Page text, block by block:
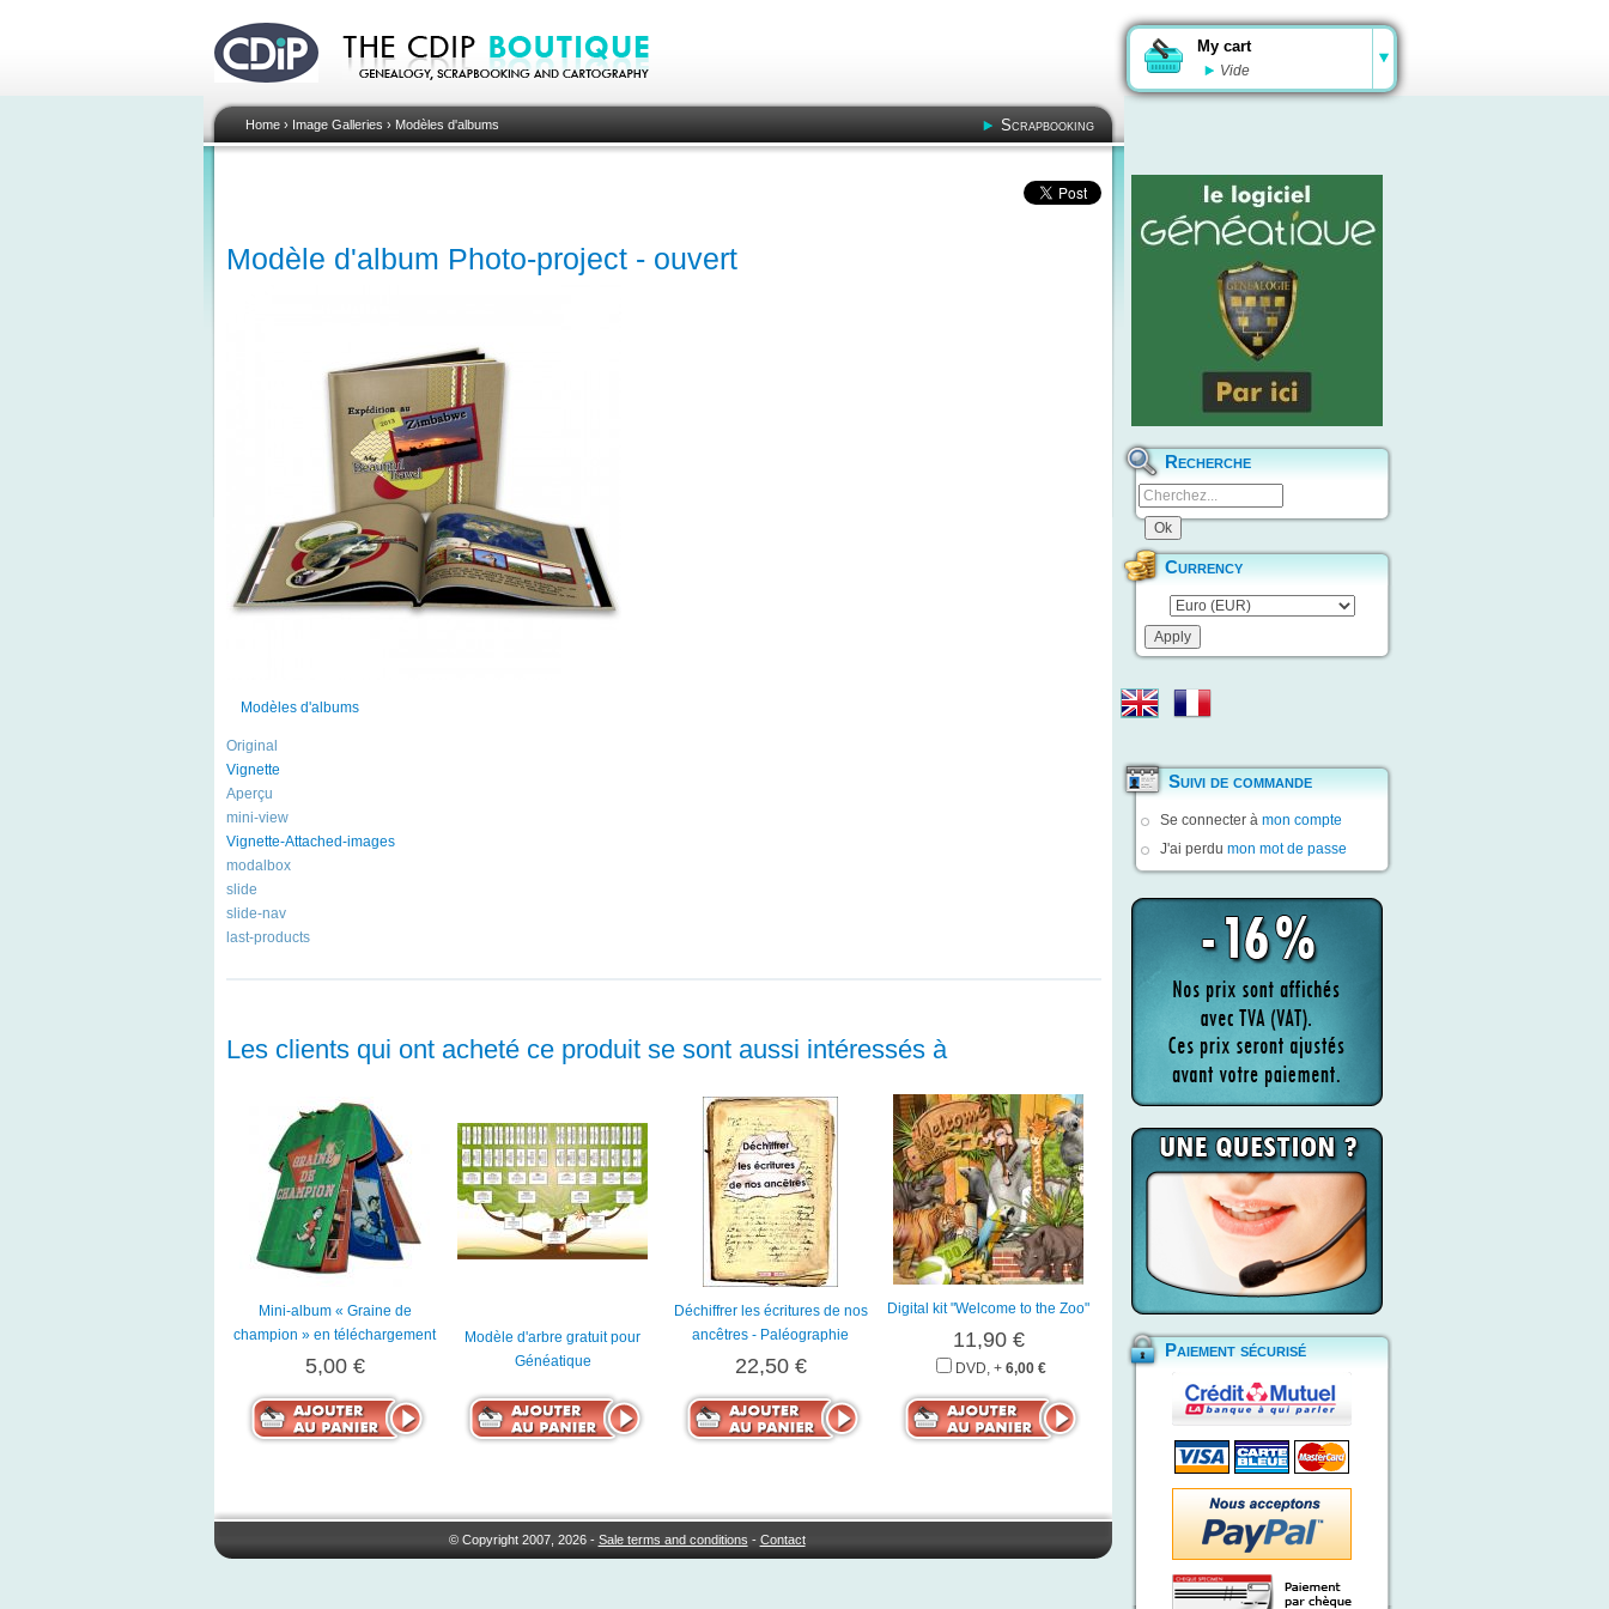
My cart
Vide
Home› Image Galleries › Modèles d'albums Scrapbooking
Modèle d'album Photo-project - ouvert
Modèles d'albums
Original
Vignette
Aperçu
mini-view
Vignette-Attached-images
modalbox
slide
slide-nav
last-products
Les clients qui ont acheté ce produit se sont aussi intéressés à
Mini-album « Graine de
champion » en téléchargement
5,00 €
Modèle d'arbre gratuit pour
Généatique
Déchiffrer les écritures de nos
ancêtres - Paléographie
22,50 €
Digital kit "Welcome to the Zoo"
11,90 €
DVD, + 6,00 €
© Copyright 2007, 2026 - Sale terms and conditions - Contact
Recherche
Currency
Suivi de commande
Se connecter à mon compte
J'ai perdu mon mot de passe
Paiement sécurisé